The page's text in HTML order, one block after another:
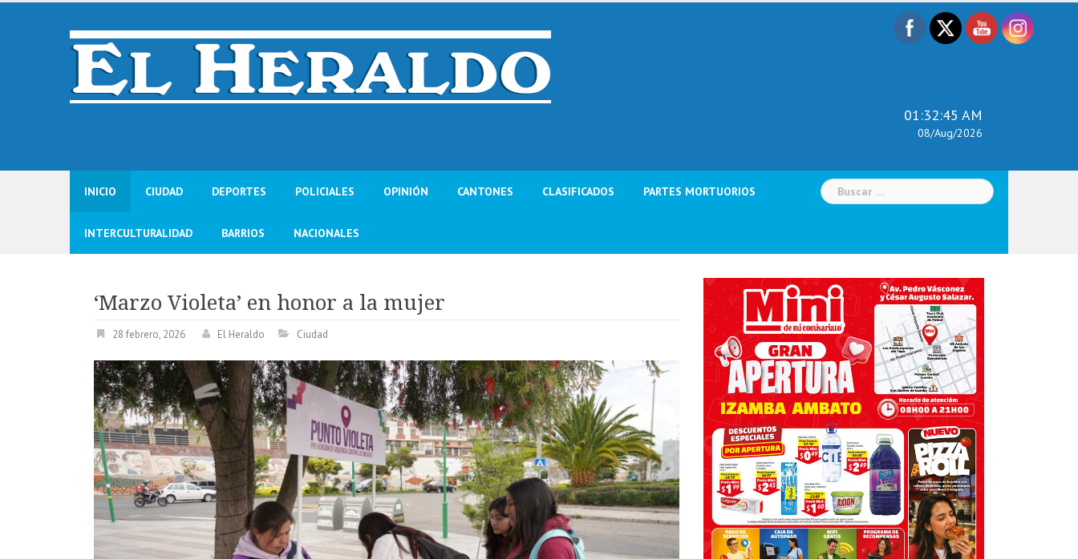
Skip
01:32:47 AM
08/Aug/2026
INICIO CIUDAD DEPORTES POLICIALES OPINIÓN CANTONES CLASIFICADOS PARTES MORTUORIOS
INTERCULTURALIDAD BARRIOS NACIONALES
Buscar:
‘Marzo Violeta’ en honor a la mujer
28 febrero, 2026 El Heraldo Ciudad